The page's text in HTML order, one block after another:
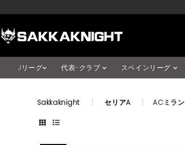
Jリーグ 代表-クラブ スペインリーグ
Sakkaknight セリアA ACミラン